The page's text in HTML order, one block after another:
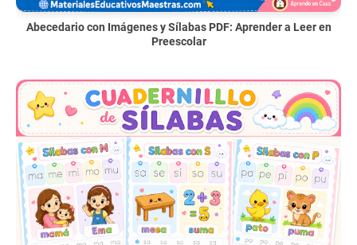
Abecedario con Imágenes y Sílabas PDF: Aprender a Leer en
Preescolar